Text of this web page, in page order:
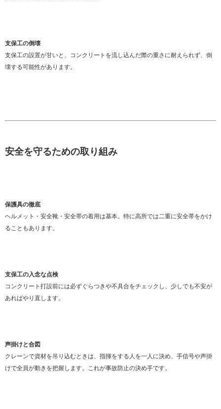
支保工の倒壊
支保工の設置が甘いと、コンクリートを流し込んだ際の重さに耐えられず、倒
壊する可能性があります。
安全を守るための取り組み
保護具の徹底
ヘルメット・安全靴・安全帯の着用は基本。特に高所では二重に安全帯をかけ
ることもあります。
支保工の入念な点検
コンクリート打設前には必ずぐらつきや不具合をチェックし、少しでも不安が
あればやり直します。
声掛けと合図
クレーンで資材を吊り込むときは、指揮をする人を一人に決め、手信号や声掛
けで全員が動きを把握します。これが事故防止の決め手です。